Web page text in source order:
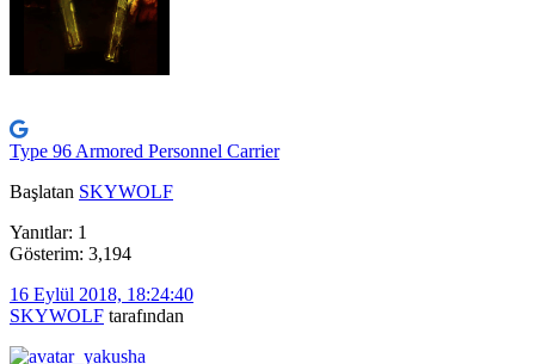
Type 96 Armored Personnel Carrier
Başlatan SKYWOLF
Yanıtlar: 1
Gösterim: 3,194
16 Eylül 2018, 18:24:40
SKYWOLF tarafından